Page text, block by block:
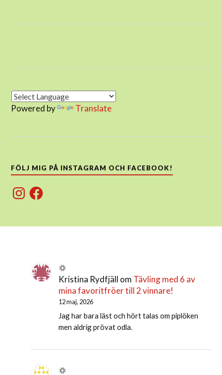
Powered by Translate
FÖLJ MIG PÅ INSTAGRAM OCH FACEBOOK!
InstagramFacebook
Kristina Rydfjäll om Tävling med 6 av
mina favoritfröer till 2 vinnare!
12 maj, 2026
Jag har bara läst och hört talas om piplöken
men aldrig prövat odla.